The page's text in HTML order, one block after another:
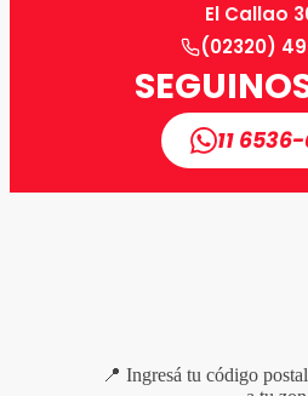
El Callao
(02320)
11
📍 Ingresá tu código